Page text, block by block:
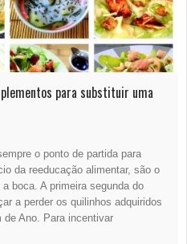
para substituir uma
o ponto de partida para
da reeducação alimentar, são o
boca. A primeira segunda do
a perder os quilinhos adquiridos
Ano. Para incentivar